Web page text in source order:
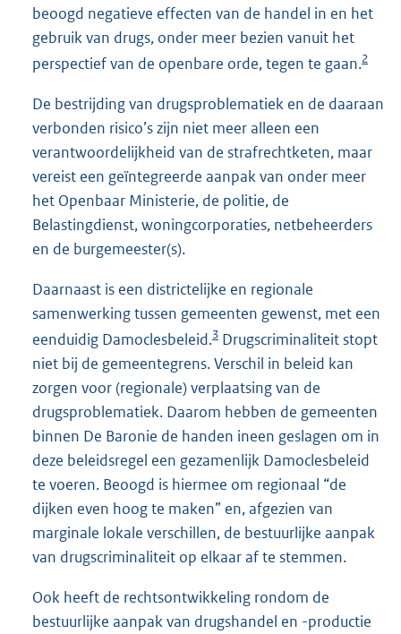
beoogd negatieve effecten van de handel in en het
gebruik van drugs, onder meer bezien vanuit het
perspectief van de openbare orde, tegen te gaan.2
De bestrijding van drugsproblematiek en de daaraan
verbonden risico’s zijn niet meer alleen een
verantwoordelijkheid van de strafrechtketen, maar
vereist een geïntegreerde aanpak van onder meer
het Openbaar Ministerie, de politie, de
Belastingdienst, woningcorporaties, netbeheerders
en de burgemeester(s).
Daarnaast is een districtelijke en regionale
samenwerking tussen gemeenten gewenst, met een
eenduidig Damoclesbeleid.3 Drugscriminaliteit stopt
niet bij de gemeentegrens. Verschil in beleid kan
zorgen voor (regionale) verplaatsing van de
drugsproblematiek. Daarom hebben de gemeenten
binnen De Baronie de handen ineen geslagen om in
deze beleidsregel een gezamenlijk Damoclesbeleid
te voeren. Beoogd is hiermee om regionaal “de
dijken even hoog te maken” en, afgezien van
marginale lokale verschillen, de bestuurlijke aanpak
van drugscriminaliteit op elkaar af te stemmen.
Ook heeft de rechtsontwikkeling rondom de
bestuurlijke aanpak van drugshandel en -productie